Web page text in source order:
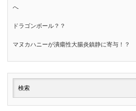
へ
ドラゴンボール？？
マヌカハニーが潰瘍性大腸炎鎮静に寄与！？